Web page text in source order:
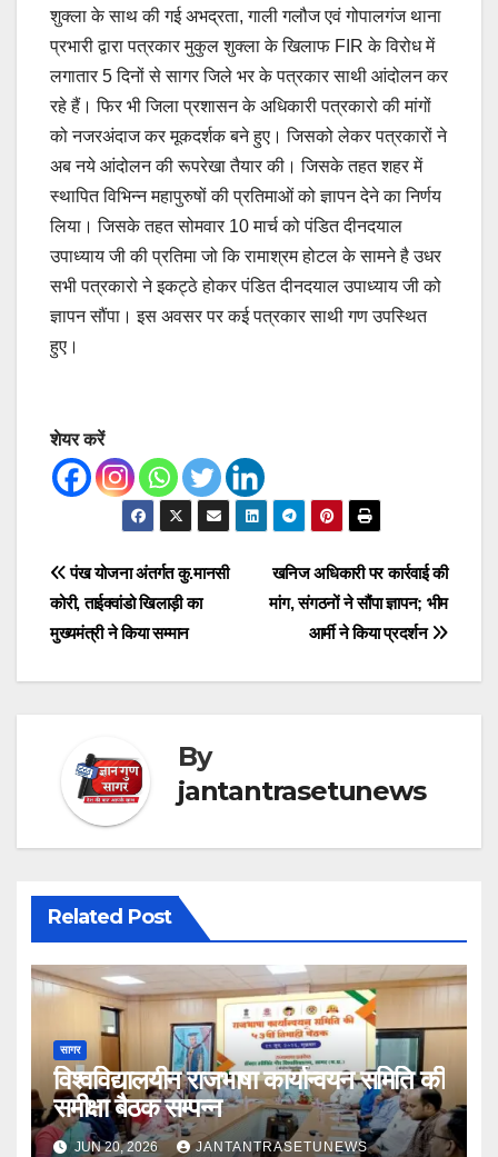
शुक्ला के साथ की गई अभद्रता, गाली गलौज एवं गोपालगंज थाना
प्रभारी द्वारा पत्रकार मुकुल शुक्ला के खिलाफ FIR के विरोध में
लगातार 5 दिनों से सागर जिले भर के पत्रकार साथी आंदोलन कर
रहे हैं। फिर भी जिला प्रशासन के अधिकारी पत्रकारो की मांगों
को नजरअंदाज कर मूकदर्शक बने हुए। जिसको लेकर पत्रकारों ने
अब नये आंदोलन की रूपरेखा तैयार की। जिसके तहत शहर में
स्थापित विभिन्न महापुरुषों की प्रतिमाओं को ज्ञापन देने का निर्णय
लिया। जिसके तहत सोमवार 10 मार्च को पंडित दीनदयाल
उपाध्याय जी की प्रतिमा जो कि रामाश्रम होटल के सामने है उधर
सभी पत्रकारो ने इकट्ठे होकर पंडित दीनदयाल उपाध्याय जी को
ज्ञापन सौंपा। इस अवसर पर कई पत्रकार साथी गण उपस्थित
हुए।
शेयर करें
Post
navigation
खनिज अधिकारी पर कार्रवाई की
मांग, संगठनों ने सौंपा ज्ञापन; भीम
आर्मी ने किया प्रदर्शन
पंख योजना अंतर्गत कु.मानसी
कोरी, ताईक्वांडो खिलाड़ी का
मुख्यमंत्री ने किया सम्मान
By
jantantrasetunews
Related Post
सागर
विश्वविद्यालयीन राजभाषा कार्यान्वयन समिति की
समीक्षा बैठक सम्पन्न
JUN 20, 2026 JANTANTRASETUNEWS